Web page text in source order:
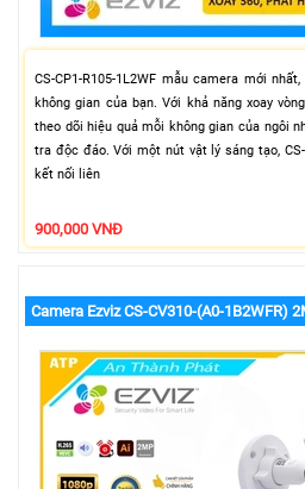
CS-CP1-R105-1L2WF mẫu camera mới
không gian của bạn. Với khả năng xoay
theo dõi hiệu quả mỗi không gian của ngôi
tra độc đáo. Với một nút vật lý sáng tạo, CS-
kết nối liên
900,000 VNĐ
Camera Ezviz CS-CV310-(A0-1B2WFR)